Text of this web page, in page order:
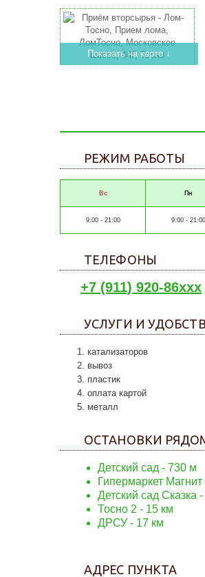
Показать на карте ↓
РЕЖИМ РАБОТЫ
Вс Пн
9:00 - 21:00 9:00 - 21:00
ТЕЛЕФОНЫ
+7 (911) 920-86xxx
УСЛУГИ И
катализаторов
вывоз
пластик
оплата картой
металл
ОСТАНОВКИ
Детский сад - 730 м
Гипермаркет Магнит
Детский сад Сказка -
Тосно 2 - 15 км
ДРСУ - 17 км
АДРЕС ПУНКТА